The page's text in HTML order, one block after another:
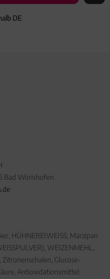
DE
Bad Wörishofen
HÜHNEREIWEISS, Marzipan
WEIZENMEHL,
Glucose-
Antioxidationsmittel: